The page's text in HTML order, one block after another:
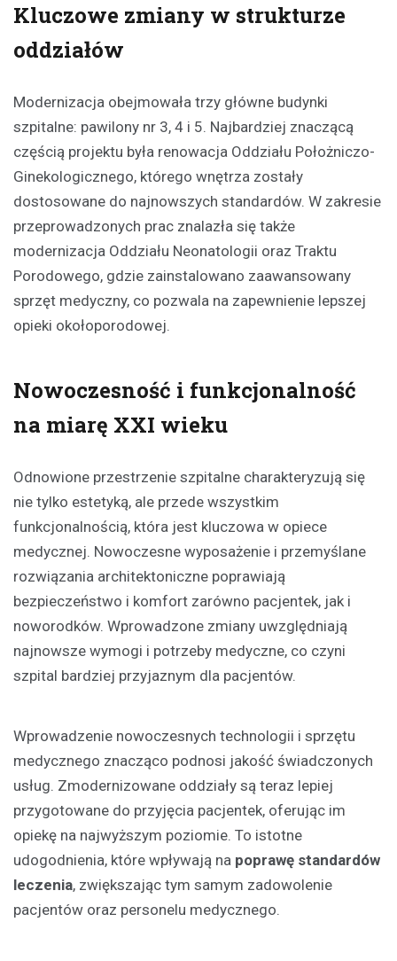
Kluczowe zmiany w strukturze
oddziałów
Modernizacja obejmowała trzy główne budynki
szpitalne: pawilony nr 3, 4 i 5. Najbardziej znaczącą
częścią projektu była renowacja Oddziału Położniczo-
Ginekologicznego, którego wnętrza zostały
dostosowane do najnowszych standardów. W zakresie
przeprowadzonych prac znalazła się także
modernizacja Oddziału Neonatologii oraz Traktu
Porodowego, gdzie zainstalowano zaawansowany
sprzęt medyczny, co pozwala na zapewnienie lepszej
opieki okołoporodowej.
Nowoczesność i funkcjonalność
na miarę XXI wieku
Odnowione przestrzenie szpitalne charakteryzują się
nie tylko estetyką, ale przede wszystkim
funkcjonalnością, która jest kluczowa w opiece
medycznej. Nowoczesne wyposażenie i przemyślane
rozwiązania architektoniczne poprawiają
bezpieczeństwo i komfort zarówno pacjentek, jak i
noworodków. Wprowadzone zmiany uwzględniają
najnowsze wymogi i potrzeby medyczne, co czyni
szpital bardziej przyjaznym dla pacjentów.
Wprowadzenie nowoczesnych technologii i sprzętu
medycznego znacząco podnosi jakość świadczonych
usług. Zmodernizowane oddziały są teraz lepiej
przygotowane do przyjęcia pacjentek, oferując im
opiekę na najwyższym poziomie. To istotne
udogodnienia, które wpływają na poprawę standardów
leczenia, zwiększając tym samym zadowolenie
pacjentów oraz personelu medycznego.